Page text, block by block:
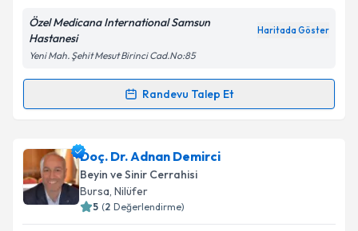
Kişisel verilerimin işlenmesine ilişkin
Aydınlatma
Metni
kapsamda işlenmesini kabul ediyorum.
Takvim Talebini Gönder
Özel Medicana International Samsun
Hastanesi
Haritada Göster
Yeni Mah. Şehit Mesut Birinci Cad.No:85
Randevu Talep Et
Randevu Takvimi Talebi
Prof. Dr. Enis Kuruoğluiçin randevu takvimi talebi
oluşturun. Size bu uzmandan randevu almanız için bir
takvim hazırlandığında e-posta ile bilgilendireceğiz.
Doç. Dr. Adnan Demirci
Beyin ve Sinir Cerrahisi
Bursa, Nilüfer
5 (2 Değerlendirme)